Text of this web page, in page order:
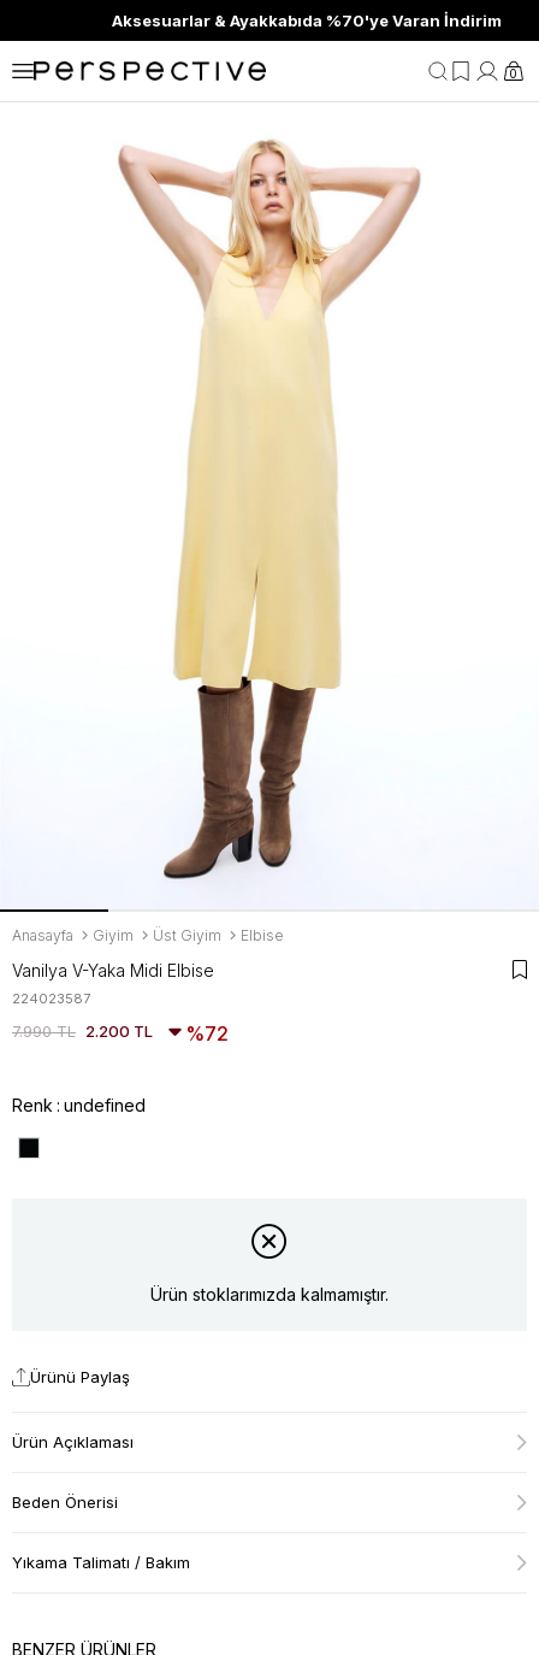
Aksesuarlar & Ayakkabıda %70'ye Varan İndirim
0
Anasayfa Giyim Üst Giyim Elbise
Vanilya V-Yaka Midi Elbise
224023587
7.990 TL 2.200 TL 72
Renk undefined
Ürün stoklarımızda kalmamıştır.
Ürünü Paylaş
Ürün Açıklaması
Beden Önerisi
Yıkama Talimatı / Bakım
BENZER ÜRÜNLER